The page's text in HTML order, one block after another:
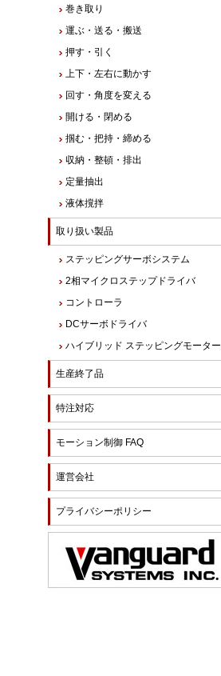
巻き取り
運ぶ・送る・搬送
押す・引く
上下・左右に動かす
回す・角度を変える
開ける・閉める
掴む・把持・締める
収納・整頓・排出
定量抽出
液体撹拌
取り扱い製品
ステッピングサーボシステム
2相マイクロステップドライバ
コントローラ
DCサーボドライバ
ハイブリッド ステッピングモーター
生産終了品
特注対応
モーション制御 FAQ
運営会社
プライバシーポリシー